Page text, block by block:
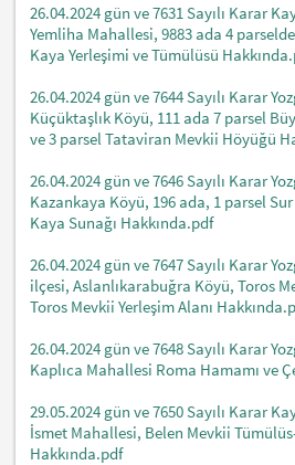
26.04.2024 gün ve 7631 Sayılı Karar
Yemliha Mahallesi, 9883 ada 4
Kaya Yerleşimi ve Tümülüsü
26.04.2024 gün ve 7644 Sayılı Karar
Küçüktaşlık Köyü, 111 ada 7 parsel
ve 3 parsel Tataviran Mevkii Höyüğü
26.04.2024 gün ve 7646 Sayılı Karar
Kazankaya Köyü, 196 ada, 1 parsel Sur
Kaya Sunağı Hakkında.pdf
26.04.2024 gün ve 7647 Sayılı Karar
ilçesi, Aslanlıkarabuğra Köyü, Toros
Toros Mevkii Yerleşim Alanı
26.04.2024 gün ve 7648 Sayılı Karar
Kaplıca Mahallesi Roma Hamamı ve
29.05.2024 gün ve 7650 Sayılı Karar
İsmet Mahallesi, Belen Mevkii
Hakkında.pdf